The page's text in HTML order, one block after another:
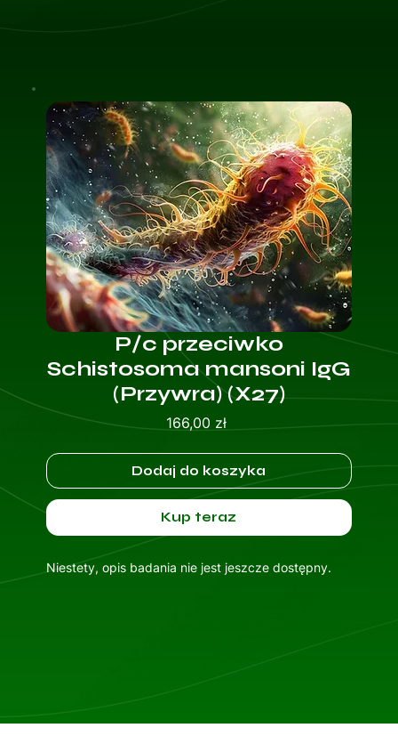
P/c przeciwko
Schistosoma mansoni IgG
(Przywra) (X27)
166,00 złCena
Dodaj do koszyka
Kup teraz
Niestety, opis badania nie jest jeszcze dostępny.